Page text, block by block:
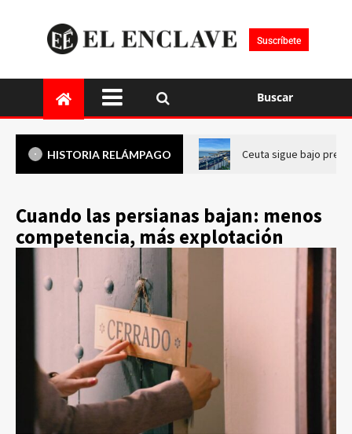
Suscríbete
Buscar
HISTORIA RELÁMPAGO Ceuta sigue bajo
Cuando las persianas bajan: menos
competencia, más explotación